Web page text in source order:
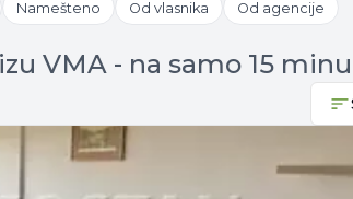
Namešteno Od vlasnika Od agencije
VMA - na samo 15